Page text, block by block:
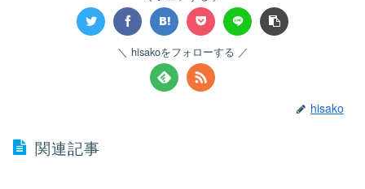
hisakoをフォローする
hisako
関連記事